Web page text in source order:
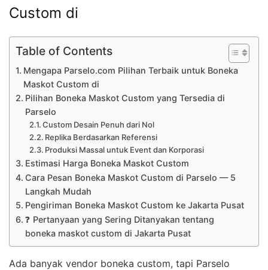
Custom di
Table of Contents
Mengapa Parselo.com Pilihan Terbaik untuk Boneka
Maskot Custom di
Pilihan Boneka Maskot Custom yang Tersedia di
Parselo
Custom Desain Penuh dari Nol
Replika Berdasarkan Referensi
Produksi Massal untuk Event dan Korporasi
Estimasi Harga Boneka Maskot Custom
Cara Pesan Boneka Maskot Custom di Parselo — 5
Langkah Mudah
Pengiriman Boneka Maskot Custom ke Jakarta Pusat
❓ Pertanyaan yang Sering Ditanyakan tentang
boneka maskot custom di Jakarta Pusat
Ada banyak vendor boneka custom, tapi Parselo